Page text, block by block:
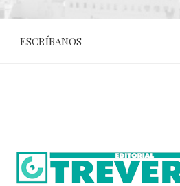
ESCRÍBANOS